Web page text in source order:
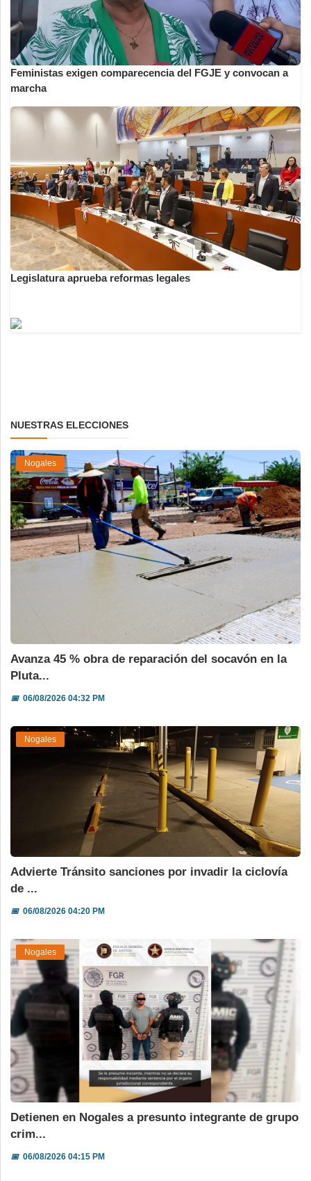
Feministas exigen comparecencia del FGJE y convocan a
marcha
Legislatura aprueba reformas legales
NUESTRAS ELECCIONES
Nogales
Avanza 45 % obra de reparación del socavón en la
Pluta...
📅06/08/2026 04:32 PM
Nogales
Advierte Tránsito sanciones por invadir la ciclovía
de ...
📅06/08/2026 04:20 PM
Nogales
Detienen en Nogales a presunto integrante de grupo
crim...
📅06/08/2026 04:15 PM